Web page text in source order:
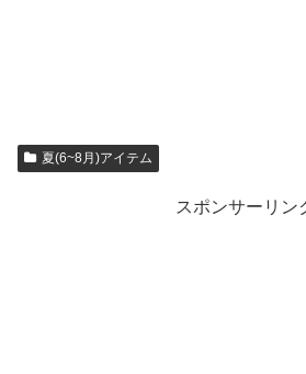
夏(6~8月)アイテム
スポンサーリン